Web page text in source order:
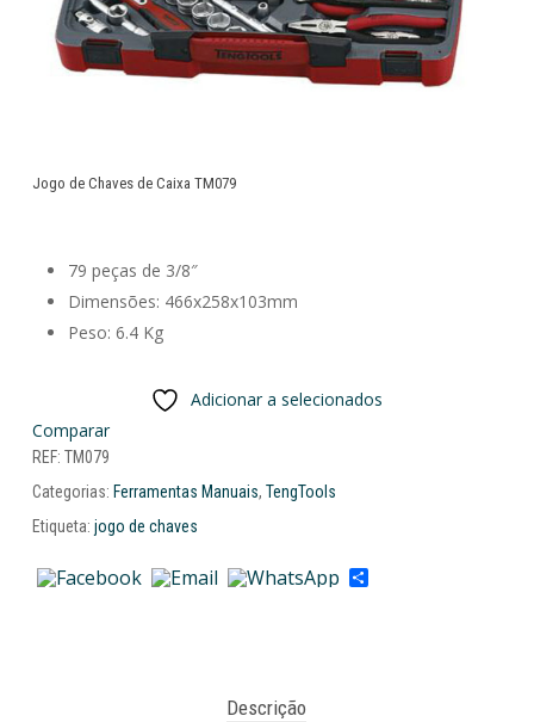
Jogo de Chaves de Caixa TM079
79 peças de 3/8″
Dimensões: 466x258x103mm
Peso: 6.4 Kg
Adicionar a selecionados
Comparar
REF: TM079
Categorias: Ferramentas Manuais, TengTools
Etiqueta: jogo de chaves
Share
Descrição